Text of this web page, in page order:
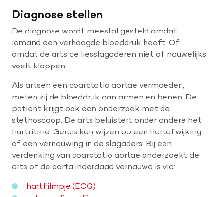
Diagnose stellen
De diagnose wordt meestal gesteld omdat
iemand een verhoogde bloeddruk heeft. Of
omdat de arts de liesslagaderen niet of nauwelijks
voelt kloppen.
Als artsen een coarctatio aortae vermoeden,
meten zij de bloeddruk aan armen en benen. De
patiënt krijgt ook een onderzoek met de
stethoscoop. De arts beluistert onder andere het
hartritme. Geruis kan wijzen op een hartafwijking
of een vernauwing in de slagaders. Bij een
verdenking van coarctatio aortae onderzoekt de
arts of de aorta inderdaad vernauwd is via:
hartfilmpje (ECG)